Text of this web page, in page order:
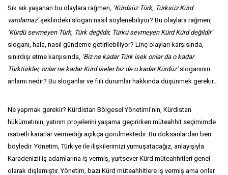
Sık sık yaşanan bu olaylara rağmen, ‘Kürdsüz Türk, Türksüz Kürd
varolamaz’şeklindeki slogan nasıl söylenebiliyor? Bu olaylara rağmen,
‘Kürdü sevmeyen Türk, Türk değildir, Türkü sevmeyen Kürd Kürd değildir’
sloganı, hala, nasıl gündeme getirilebiliyor? Linç olayları karşısında,
sınırdışı etme karşısında, ‘Biz ne kadar Türk isek onlar da o kadar
Türktürkler, onlar ne kadar Kürd iseler biz de o kadar Kürdüz’sloganının
anlamı nedir? Bu sloganlar ve fiili durumlar hakkında düşünmek gerekir…
Ne yapmak gerekir? Kürdistan Bölgesel Yönetimi’nin, Kürdistan
hükümetinin, yatırım projelerini yaşama geçirirken müteahhit seçimimde
isabetli kararlar vermediği açıkça görülmektedir. Bu doksanlardan beri
böyledir. Yönetim, Türkiye ile ilişkilerimizi yumuşatacağız, anlayışıyla
Karadenizli iş adamlarına iş vermiş, yurtsever Kürd müteahhitleri genel
olarak dışlamıştır. Yönetim, bazı Kürd müteahhitlere iş vermiş ama onlar